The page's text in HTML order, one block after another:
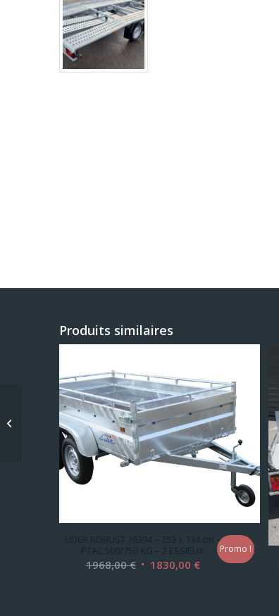
Produits similaires
LIDER ROBUST 39394 – 253 x 134 cm –
PTAC 500/750 KG – 2 ESSIEUX
1968,00€ Le 1830,00 €Le
Promo !
Remorque Plateau –
BORO ATLAS 4 – 400 x
200 cm PTAC 2700KG